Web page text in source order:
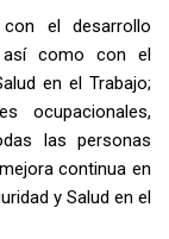
el desarrollo
como con el
en el Trabajo;
ocupacionales,
las personas
continua en
y Salud en el